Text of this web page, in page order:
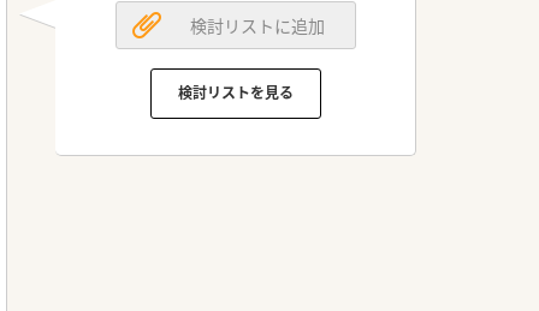
検討リストに追加
検討リストを見る